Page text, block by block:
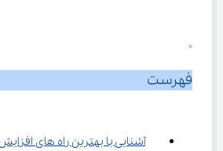
0
فهرست
آشنایی با بهترین راه ‌های افزایش تراز کنکور